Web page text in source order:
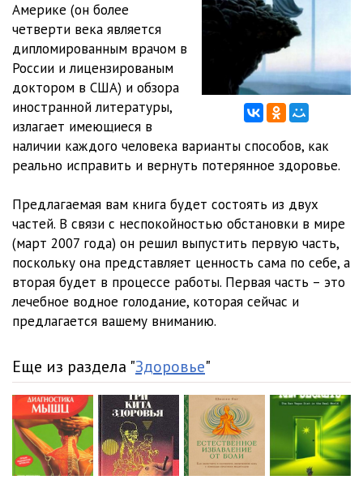
10
11
12 21:12
13
14 17:03
Америке (он более
четверти века является
дипломированным врачом в
России и лицензированым
доктором в США) и обзора
иностранной литературы,
излагает имеющиеся в
наличии каждого человека варианты способов, как
реально исправить и вернуть потерянное здоровье.
Предлагаемая вам книга будет состоять из двух
частей. В связи с неспокойностью обстановки в мире
(март 2007 года) он решил выпустить первую часть,
поскольку она представляет ценность сама по себе, а
вторая будет в процессе работы. Первая часть – это
лечебное водное голодание, которая сейчас и
предлагается вашему вниманию.
Еще из раздела "Здоровье"